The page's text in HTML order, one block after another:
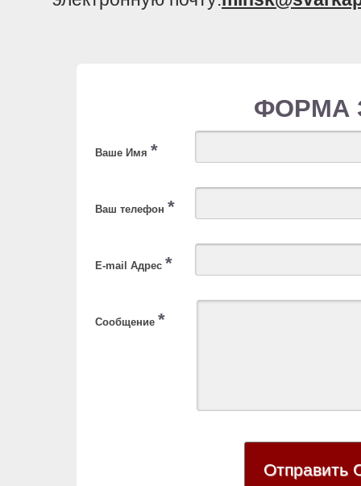
ФОРМА
Ваше Имя *
Ваш телефон *
E-mail Адрес *
Сообщение *